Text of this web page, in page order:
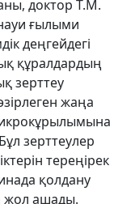
доктор Т.М.
ғылыми
деңгейдегі
құралдардың
зерттеу
жаңа
зерттеулер
тереңірек
қолдану
жол ашады.